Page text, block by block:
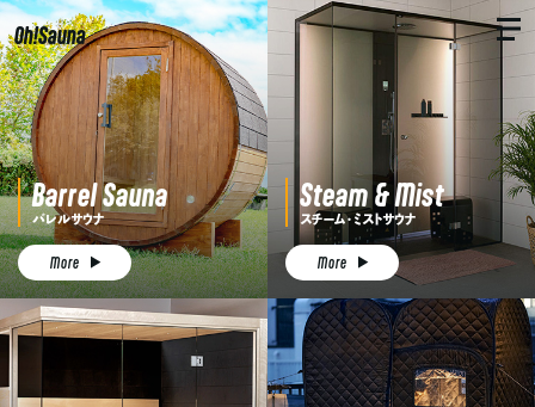
Oh!Sauna
Barrel Sauna
バレルサウナ
More
Steam & Mist
スチーム・ミストサウナ
More